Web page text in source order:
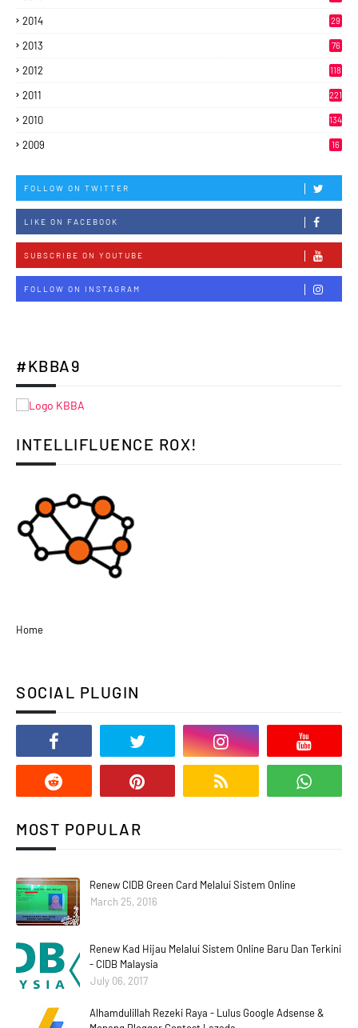
2014 29
2013 76
2012 118
2011 221
2010 134
2009 16
FOLLOW ON TWITTER
LIKE ON FACEBOOK
SUBSCRIBE ON YOUTUBE
FOLLOW ON INSTAGRAM
#KBBA9
INTELLIFLUENCE ROX!
Home
SOCIAL PLUGIN
MOST POPULAR
Renew CIDB Green Card Melalui Sistem Online
March 25, 2016
Renew Kad Hijau Melalui Sistem Online Baru Dan Terkini
- CIDB Malaysia
July 06, 2017
Alhamdulillah Rezeki Raya - Lulus Google Adsense &